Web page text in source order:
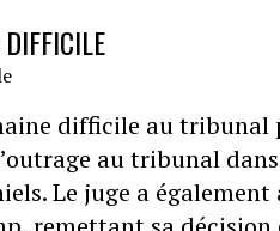
difficile au
au tribunal
Le juge a